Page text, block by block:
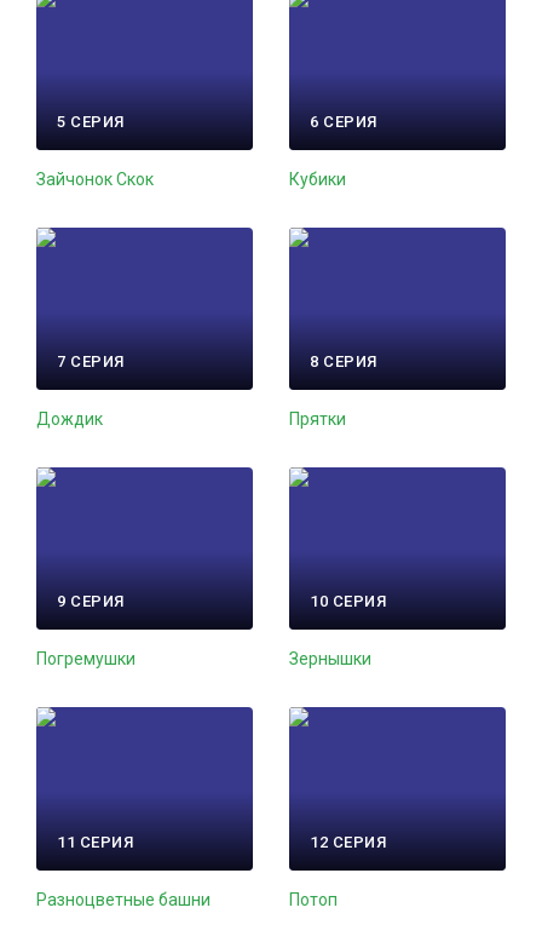
5 СЕРИЯ
Зайчонок Скок
6 СЕРИЯ
Кубики
7 СЕРИЯ
Дождик
8 СЕРИЯ
Прятки
9 СЕРИЯ
Погремушки
10 СЕРИЯ
Зернышки
11 СЕРИЯ
Разноцветные башни
12 СЕРИЯ
Потоп